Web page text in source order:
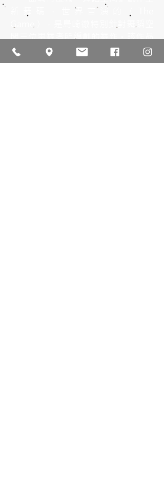
新舞碼，世界首演的〈The
Game〉，是島崎徹特別針對舞蹈空
間三位男舞者所編創的舞作。該作品
描述男孩們平常打打鬧鬧捉弄對方，
但遇到困難時便會互相扶持，展現兄